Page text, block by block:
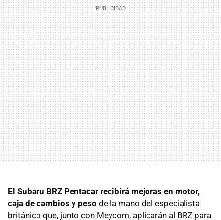
El Subaru BRZ Pentacar recibirá mejoras en motor,
caja de cambios y peso de la mano del especialista
británico que, junto con Meycom, aplicarán al BRZ para